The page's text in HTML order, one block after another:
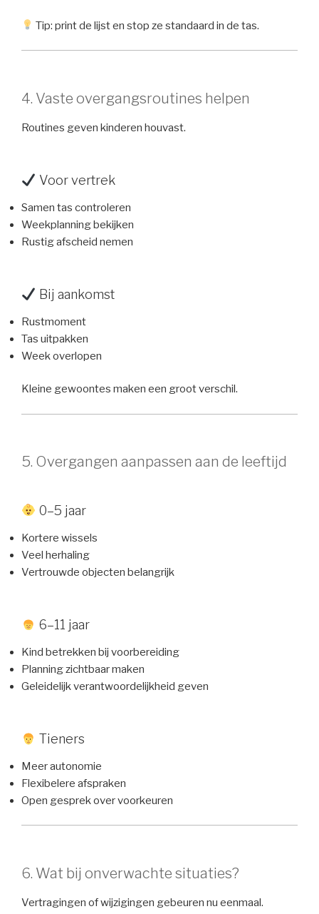
Tip: print de lijst en stop ze standaard in de tas.
4. Vaste overgangsroutines helpen
Routines geven kinderen houvast.
Voor vertrek
Samen tas controleren
Weekplanning bekijken
Rustig afscheid nemen
Bij aankomst
Rustmoment
Tas uitpakken
Week overlopen
Kleine gewoontes maken een groot verschil.
5. Overgangen aanpassen aan de leeftijd
0–5 jaar
Kortere wissels
Veel herhaling
Vertrouwde objecten belangrijk
6–11 jaar
Kind betrekken bij voorbereiding
Planning zichtbaar maken
Geleidelijk verantwoordelijkheid geven
Tieners
Meer autonomie
Flexibelere afspraken
Open gesprek over voorkeuren
6. Wat bij onverwachte situaties?
Vertragingen of wijzigingen gebeuren nu eenmaal.